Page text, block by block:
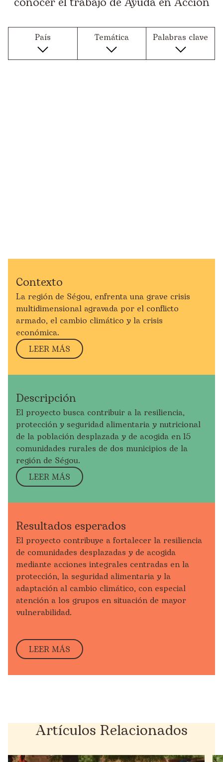
País Temática Palabras clave
Contexto
La región de Ségou, enfrenta una grave crisis
multidimensional agravada por el conflicto
armado, el cambio climático y la crisis
económica.
LEER MÁS
Descripción
El proyecto busca contribuir a la resiliencia,
protección y seguridad alimentaria y nutricional
de la población desplazada y de acogida en 15
comunidades rurales de dos municipios de la
región de Ségou.
LEER MÁS
Resultados esperados
El proyecto contribuye a fortalecer la resiliencia
de comunidades desplazadas y de acogida
mediante acciones integrales centradas en la
protección, la seguridad alimentaria y la
adaptación al cambio climático, con especial
atención a los grupos en situación de mayor
vulnerabilidad.
LEER MÁS
Artículos Relacionados